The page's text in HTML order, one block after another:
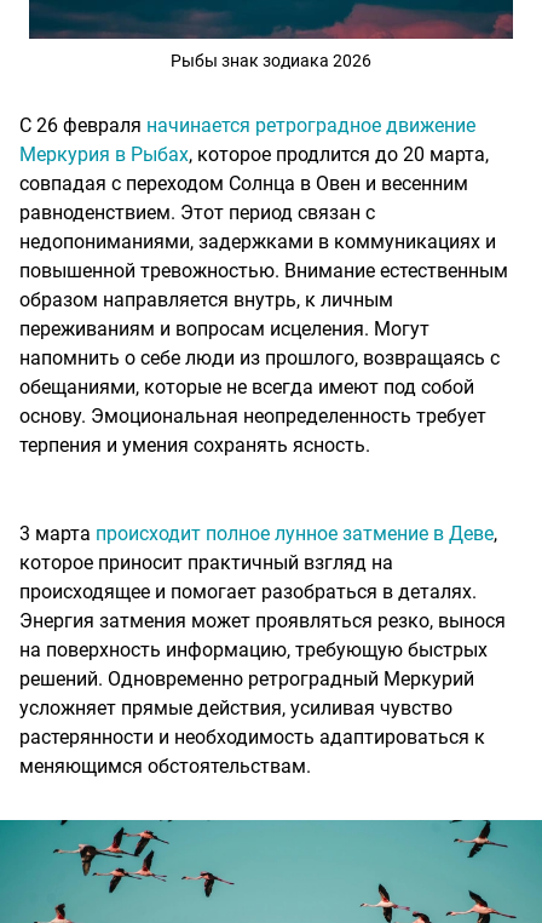
Рыбы знак зодиака 2026
С 26 февраля начинается ретроградное движение
Меркурия в Рыбах, которое продлится до 20 марта,
совпадая с переходом Солнца в Овен и весенним
равноденствием. Этот период связан с
недопониманиями, задержками в коммуникациях и
повышенной тревожностью. Внимание естественным
образом направляется внутрь, к личным
переживаниям и вопросам исцеления. Могут
напомнить о себе люди из прошлого, возвращаясь с
обещаниями, которые не всегда имеют под собой
основу. Эмоциональная неопределенность требует
терпения и умения сохранять ясность.
3 марта происходит полное лунное затмение в Деве,
которое приносит практичный взгляд на
происходящее и помогает разобраться в деталях.
Энергия затмения может проявляться резко, вынося
на поверхность информацию, требующую быстрых
решений. Одновременно ретроградный Меркурий
усложняет прямые действия, усиливая чувство
растерянности и необходимость адаптироваться к
меняющимся обстоятельствам.